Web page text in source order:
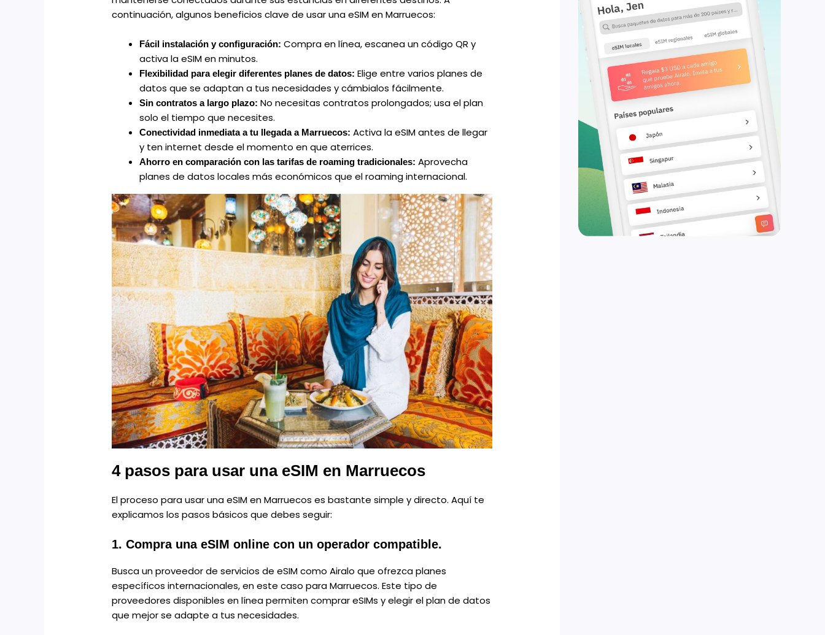
continuación, algunos beneficios clave de usar una eSIM en Marruecos:
Fácil instalación y configuración:Compra en línea, escanea un código QR y
activa la eSIM en minutos.
Flexibilidad para elegir diferentes planes de datos:Elige entre varios planes de
datos que se adaptan a tus necesidades y cámbialos fácilmente.
Sin contratos a largo plazo:No necesitas contratos prolongados; usa el plan
solo el tiempo que necesites.
Conectividad inmediata a tu llegada a Marruecos: Activa la eSIM antes de llegar
y ten internet desde el momento en que aterrices.
Ahorro en comparación con las tarifas de roaming tradicionales: Aprovecha
planes de datos locales más económicos que el roaming internacional.
4 pasos para usar una eSIM en Marruecos
El proceso para usar una eSIM en Marruecos es bastante simple y directo. Aquí te
explicamos los pasos básicos que debes seguir:
1. Compra una eSIM online con un operador compatible.
Busca un proveedor de servicios de eSIM como Airalo que ofrezca planes
específicos internacionales, en este caso para Marruecos. Este tipo de
proveedores disponibles en línea permiten comprar eSIMs y elegir el plan de datos
que mejor se adapte a tus necesidades.